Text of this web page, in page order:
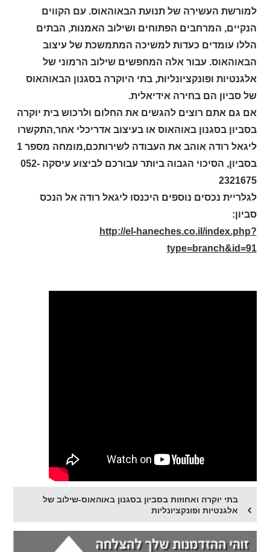
למורשת העשירה של תנועת הבאוהאוס. עם הקווים
הנקיים, המרחבים הפתוחים ושילוב האמנות, הבתים
הללו עומדים כעדות למשיכה המתמשכת של עיצוב
הבאוהאוס. עבור אלה המחפשים שילוב הרמוני של
אלגנטיות ופונקציונליות, בתי היוקרה בסגנון הבאוהאוס
של סביון הם בחירה אידיאלית.
אם גם אתם רוצים להגשים את החלום ולרכוש בית יוקרה
בסביון בסגנון באוהאוס או בעיצוב אדריכלי אחר,התקשרו
ליגאל רודה אוהב את העבודה לשירותכם,מומחה מספר 1
בסביון, הסיכוי הגבוה ביותר עבורכם לביצוע עיסקה 052-
2321675
לגלריית נכסים נוספים היכנסו ליגאל רודה אל הנכס
סביון:
http://el-haneches.co.il/index.php?
type=branch&id=91
בתי יוקרה ואחוזות בסביון בסגנון באוהאוס-שילוב של
אלגנטיות ופונקציונליות